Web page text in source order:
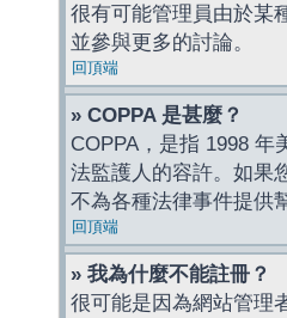
很有可能管理員由於某
並參與更多的討論。
回頂端
» COPPA 是甚麼？
COPPA，是指 1998
法監護人的容許。如果
不為各種法律事件提供
回頂端
» 我為什麼不能註冊？
很可能是因為網站管理